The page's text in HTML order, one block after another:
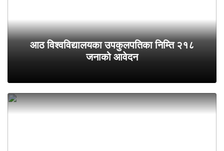
आठ विश्वविद्यालयका उपकुलपतिका निम्ति २१८
जनाको आवेदन